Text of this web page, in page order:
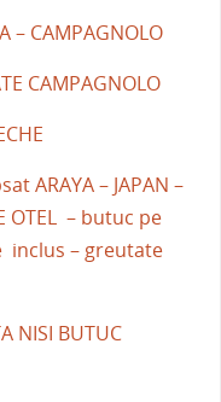
– CAMPAGNOLO
CAMPAGNOLO
ARAYA – JAPAN –
OTEL – butuc pe
inclus – greutate
NISI BUTUC